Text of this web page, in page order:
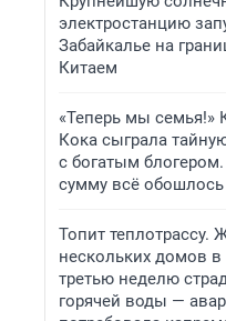
электростанцию
Забайкалье на
Китаем
«Теперь мы семья!»
Кока сыграла
с богатым
сумму всё обошлось
Топит теплотрассу.
нескольких домов в
третью неделю
горячей воды —